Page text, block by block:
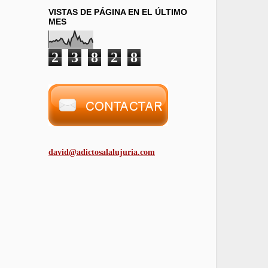
VISTAS DE PÁGINA EN EL ÚLTIMO
MES
2 3 8 2 8
david@adictosalalujuria.com